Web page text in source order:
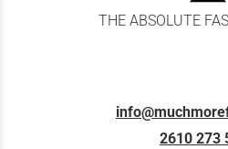
THE ABSOLUTE
2610 273